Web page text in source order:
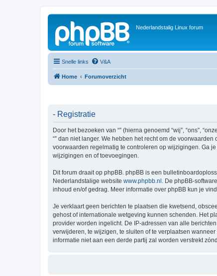
Nederlandstalig Linux forum
Snelle links V&A
Home Forumoverzicht
- Registratie
Door het bezoeken van “” (hierna genoemd “wij”, “ons”,
“” dan niet langer. We hebben het recht om de
voorwaarden regelmatig te controleren op wijzigingen. Ga
wijzigingen en of toevoegingen.
Dit forum draait op phpBB. phpBB is een
Nederlandstalige website www.phpbb.nl . De phpBB-
inhoud en/of gedrag. Meer informatie over phpBB kun je
Je verklaart geen berichten te plaatsen die kwetsend,
gehost of internationale wetgeving kunnen schenden. Het
provider worden ingelicht. De IP-adressen van alle
verwijderen, te wijzigen, te sluiten of te verplaatsen
informatie niet aan een derde partij zal worden verstrekt